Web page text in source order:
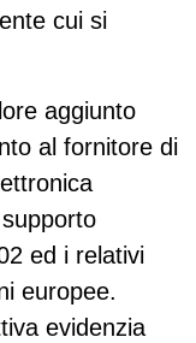
cui si
aggiunto
al fornitore di
ed i relativi
europee.
evidenzia